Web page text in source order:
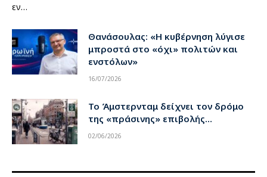
εν…
Θανάσουλας: «Η κυβέρνηση λύγισε
μπροστά στο «όχι» πολιτών και
ενστόλων»
16/07/2026
Το Άμστερνταμ δείχνει τον δρόμο
της «πράσινης» επιβολής…
02/06/2026